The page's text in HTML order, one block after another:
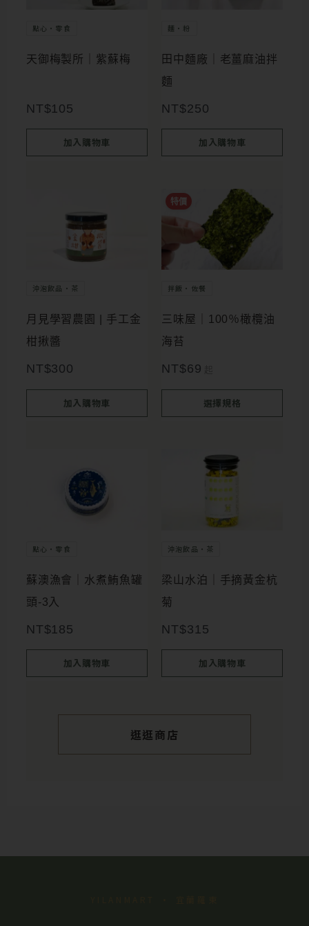
選
項
點心・零食
天御梅製所｜紫蘇梅
NT$105
加入購物車
麵・粉
田中麵廠｜老薑麻油拌
麵
NT$250
加入購物車
沖泡飲品・茶
月見學習農園 | 手工金
柑揪醬
NT$300
加入購物車
拌飯・佐餐
特價
三味屋｜100％橄欖油
海苔
NT$69
選擇規格
此
產
有
多
可
產
選
項
點心・零食
蘇澳漁會｜水煮鮪魚罐
頭-3入
NT$185
加入購物車
沖泡飲品・茶
梁山水泊｜手摘黃金杭
菊
NT$315
加入購物車
逛逛商店